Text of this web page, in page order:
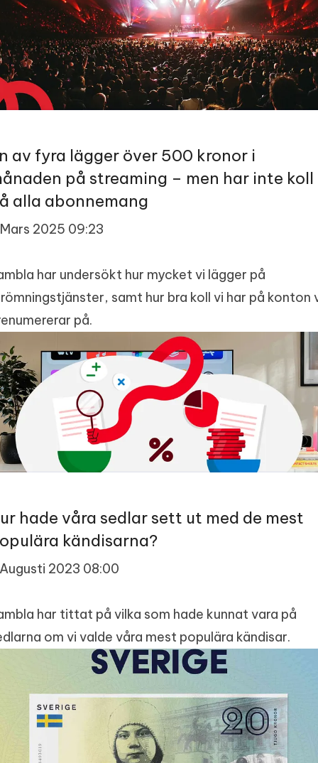
av fyra lägger över 500 kronor i
på streaming – men har inte koll
alla abonnemang
2025 09:23
har undersökt hur mycket vi lägger på
samt hur bra koll vi har på konton
på.
hade våra sedlar sett ut med de mest
kändisarna?
2023 08:00
har tittat på vilka som hade kunnat vara på
om vi valde våra mest populära kändisar.